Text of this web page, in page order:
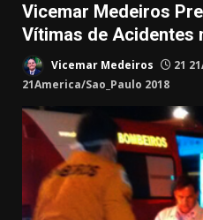
Vicemar Medeiros
Vítimas de Acidentes
Vicemar Medeiros
21
21America/Sao_Paulo 2018